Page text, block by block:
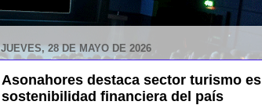
JUEVES, 28 DE MAYO DE 2026
Asonahores destaca sector turismo
sostenibilidad financiera del país